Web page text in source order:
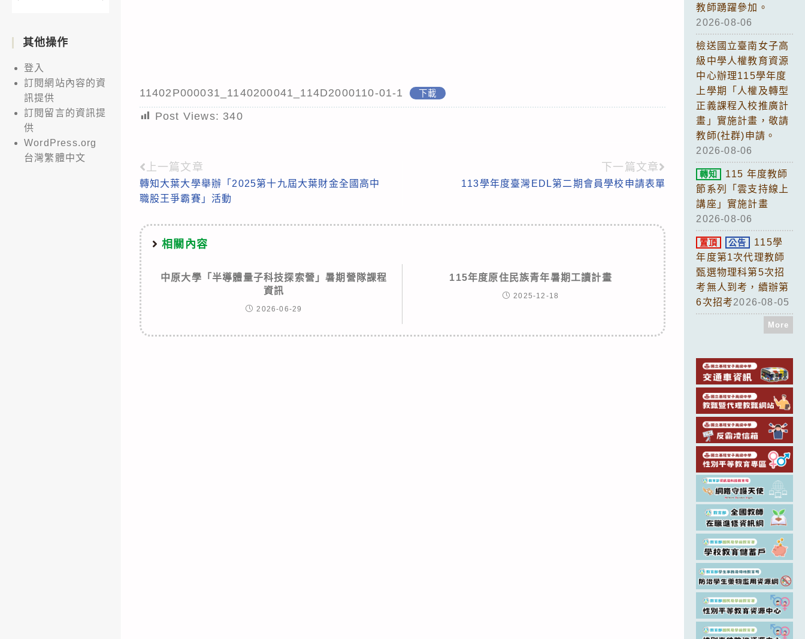
11402P000031_1140200041_114D2000110-01-1 下載
Post Views: 340
Read
more
上一篇文章
轉知大葉大學舉辦「2025第十九屆大葉財金全國高中
職股王爭霸賽」活動
下一篇文章
113學年度臺灣EDL第二期會員學校申請表單
相關內容
中原大學「半導體量子科技探索營」暑期營隊課程
資訊
2026-06-29
115年度原住民族青年暑期工讀計畫
2025-12-18
其他操作
登入
訂閱網站內容的資
訊提供
訂閱留言的資訊提
供
WordPress.org
台灣繁體中文
教師踴躍參加。
2026-08-06
檢送國立臺南女子高
級中學人權教育資源
中心辦理115學年度
上學期「人權及轉型
正義課程入校推廣計
畫」實施計畫，敬請
教師(社群)申請。
2026-08-06
轉知
115 年度教師
節系列「雲支持線上
講座」實施計畫
2026-08-06
置頂 公告
115學
年度第1次代理教師
甄選物理科第5次招
考無人到考，續辦第
6次招考2026-08-05
More